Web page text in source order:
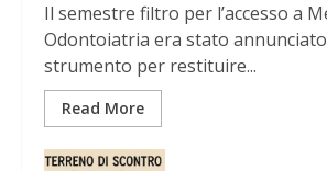
Il semestre filtro per l’accesso a
Odontoiatria era stato
strumento per restituire...
Read More